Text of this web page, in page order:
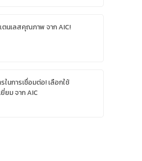
ตนเลสคุณภาพ จาก AIC!
นการเชื่อมต่อ! เลือกใช้
ยม จาก AIC